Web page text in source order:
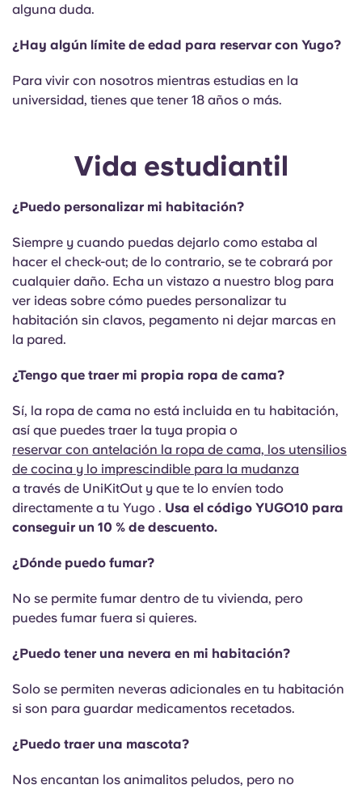
alguna duda.
¿Hay algún límite de edad para reservar con Yugo?
Para vivir con nosotros mientras estudias en la
universidad, tienes que tener 18 años o más.
Vida estudiantil
¿Puedo personalizar mi habitación?
Siempre y cuando puedas dejarlo como estaba al
hacer el check-out; de lo contrario, se te cobrará por
cualquier daño. Echa un vistazo a nuestro blog para
ver ideas sobre cómo puedes personalizar tu
habitación sin clavos, pegamento ni dejar marcas en
la pared.
¿Tengo que traer mi propia ropa de cama?
Sí, la ropa de cama no está incluida en tu habitación,
así que puedes traer la tuya propia o
reservar con antelación la ropa de cama, los utensilios
de cocina y lo imprescindible para la mudanza
a través de UniKitOut y que te lo envíen todo
directamente a tu Yugo . Usa el código YUGO10 para
conseguir un 10 % de descuento.
¿Dónde puedo fumar?
No se permite fumar dentro de tu vivienda, pero
puedes fumar fuera si quieres.
¿Puedo tener una nevera en mi habitación?
Solo se permiten neveras adicionales en tu habitación
si son para guardar medicamentos recetados.
¿Puedo traer una mascota?
Nos encantan los animalitos peludos, pero no